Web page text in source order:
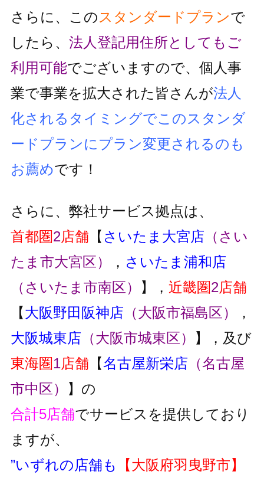
さらに、この スタンダードプランで
したら、 法人登記用住所としても ご
利用可能でございますので、個人事
業で事業を拡大された皆さんが法人
化されるタイミングでこのスタンダ
ードプランにプラン変更されるのも
お薦めです！
さらに、弊社サービス拠点は、
首都圏2店舗 【 さいたま大宮店 （さい
たま市大宮区）
， さいたま浦和店
（さいたま市南区）
】， 近畿圏2店舗
【大阪野田阪神店 （大阪市福島区）
，
大阪城東店 （大阪市城東区）
】，及び
東海圏1店舗 【名古屋新栄店 （名古屋
市中区）
】の
合計5店舗でサービスを提供しており
ますが、
”いずれの店舗も
【大阪府羽曳野市】